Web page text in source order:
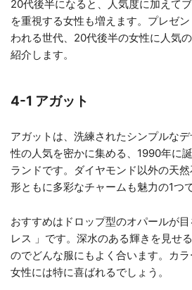
20代後半になると、人気度に加えて
を重視する女性も増えます。プレゼ
われる世代、20代後半の女性に人気
紹介します。
4-1 アガット
アガットは、洗練されたシンプルな
性の人気を密かに集める、1990年に
ランドです。ダイヤモンド以外の天然
形ともに多彩なチャームも魅力の1つ
おすすめはドロップ型のオパールが
レス 」です。深水のある輝きを見せ
のでどんな服にもよく合います。カ
女性には特に喜ばれるでしょう。